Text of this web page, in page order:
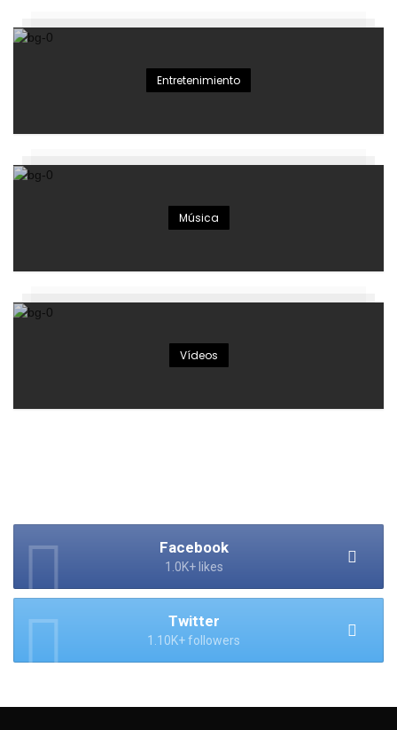
Entretenimiento
Música
Vídeos
Facebook
1.0K+ likes
Twitter
1.10K+ followers